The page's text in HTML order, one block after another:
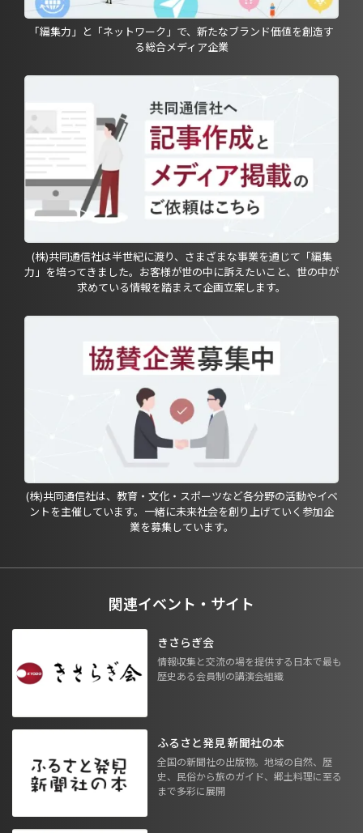
「編集力」と「ネットワーク」で、新たなブランド価値を創造す
る総合メディア企業
(株)共同通信社は半世紀に渡り、さまざまな事業を通じて「編集
力」を培ってきました。お客様が世の中に訴えたいこと、世の中が
求めている情報を踏まえて企画立案します。
(株)共同通信社は、教育・文化・スポーツなど各分野の活動やイベ
ントを主催しています。一緒に未来社会を創り上げていく参加企
業を募集しています。
関連イベント・サイト
きさらぎ会
情報収集と交流の場を提供する日本で最も
歴史ある会員制の講演会組織
ふるさと発見 新聞社の本
全国の新聞社の出版物。地域の自然、歴
史、民俗から旅のガイド、郷土料理に至る
まで多彩に展開